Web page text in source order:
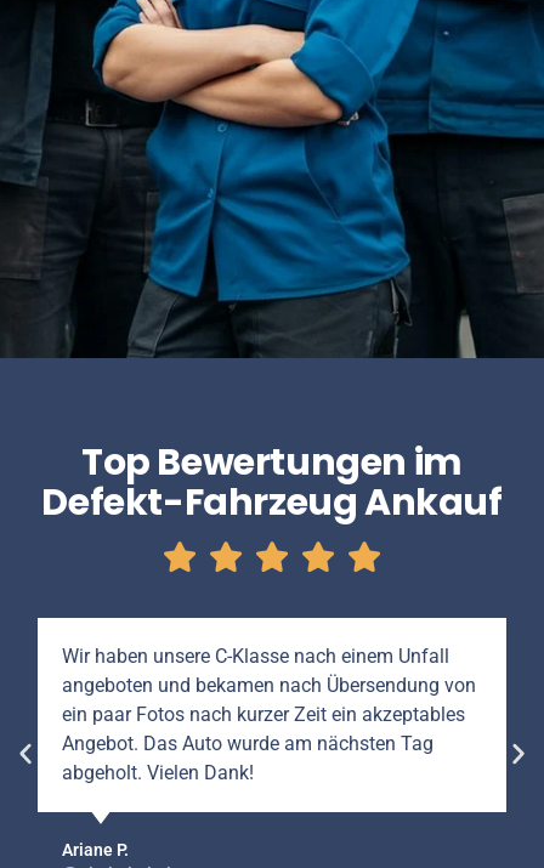
Top Bewertungen im
Defekt-Fahrzeug Ankauf
Wir haben unsere C-Klasse nach einem Unfall
angeboten und bekamen nach Übersendung von
ein paar Fotos nach kurzer Zeit ein akzeptables
Angebot. Das Auto wurde am nächsten Tag
abgeholt. Vielen Dank!
Ariane P.